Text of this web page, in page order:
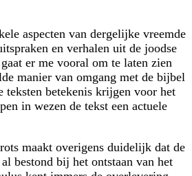
aspecten van dergelijke vreemde
en verhalen uit de joodse
er me vooral om te laten zien
manier van omgang met de bijbel
teksten betekenis krijgen voor het
in wezen de tekst een actuele
maakt overigens duidelijk dat de
bestond bij het ontstaan van het